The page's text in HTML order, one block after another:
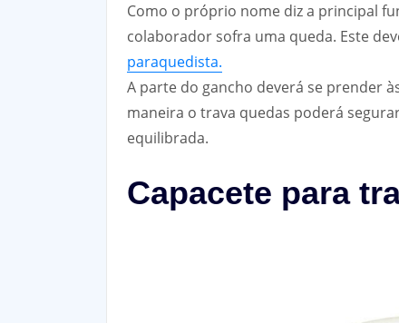
Como o próprio nome diz a principal
colaborador sofra uma queda. Este
paraquedista.
A parte do gancho deverá se prender
maneira o trava quedas poderá
equilibrada.
Capacete para